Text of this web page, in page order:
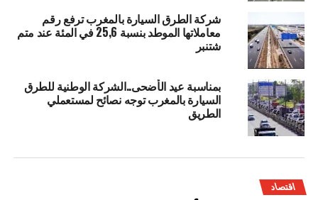
شركة الطرق السيارة بالمغرب ترفع رقم
معاملاتها الموطد بنسبة 25,6 في المئة عند متم
شتنبر
بمناسبة عيد الأضحى..الشركة الوطنية للطرق
السيارة بالمغرب توجه نصائح لمستعملي
الطريق
اقتصاد